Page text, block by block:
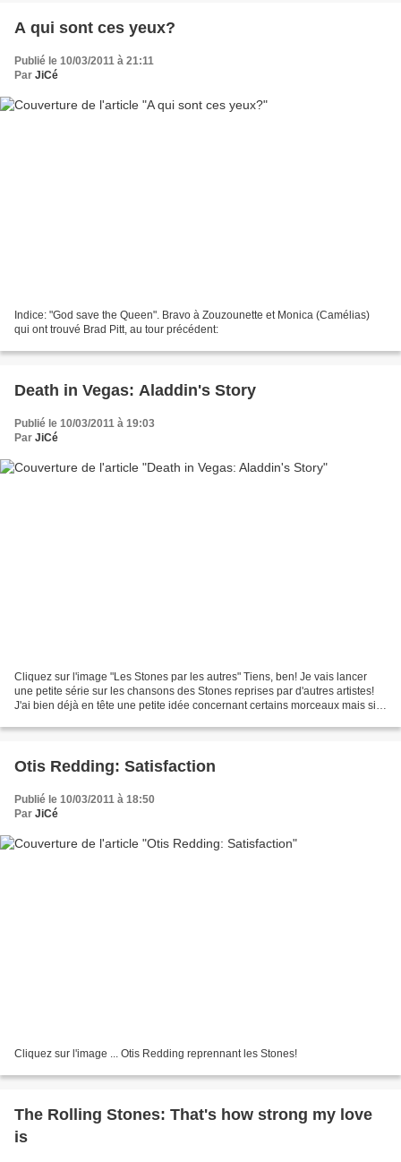
A qui sont ces yeux?
Publié le 10/03/2011 à 21:11
Par JiCé
Indice: "God save the Queen". Bravo à Zouzounette et Monica (Camélias)
qui ont trouvé Brad Pitt, au tour précédent:
Death in Vegas: Aladdin's Story
Publié le 10/03/2011 à 19:03
Par JiCé
Cliquez sur l'image "Les Stones par les autres" Tiens, ben! Je vais lancer
une petite série sur les chansons des Stones reprises par d'autres artistes!
J'ai bien déjà en tête une petite idée concernant certains morceaux mais si
Otis Redding: Satisfaction
Publié le 10/03/2011 à 18:50
Par JiCé
Cliquez sur l'image ... Otis Redding reprennant les Stones!
The Rolling Stones: That's how strong my love
is